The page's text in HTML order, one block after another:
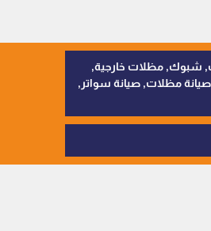
شبوك, مظلات خارجية,
مظلات, صيانة سواتر,